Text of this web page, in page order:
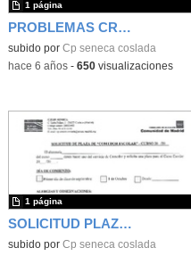
PROBLEMAS CREDENCIAL ROBLE
subido por Cp seneca coslada
1 página
-hace 6 años- 650visualizaciones
SOLICITUD PLAZA COMEDOR
subido por Cp seneca coslada
1 página